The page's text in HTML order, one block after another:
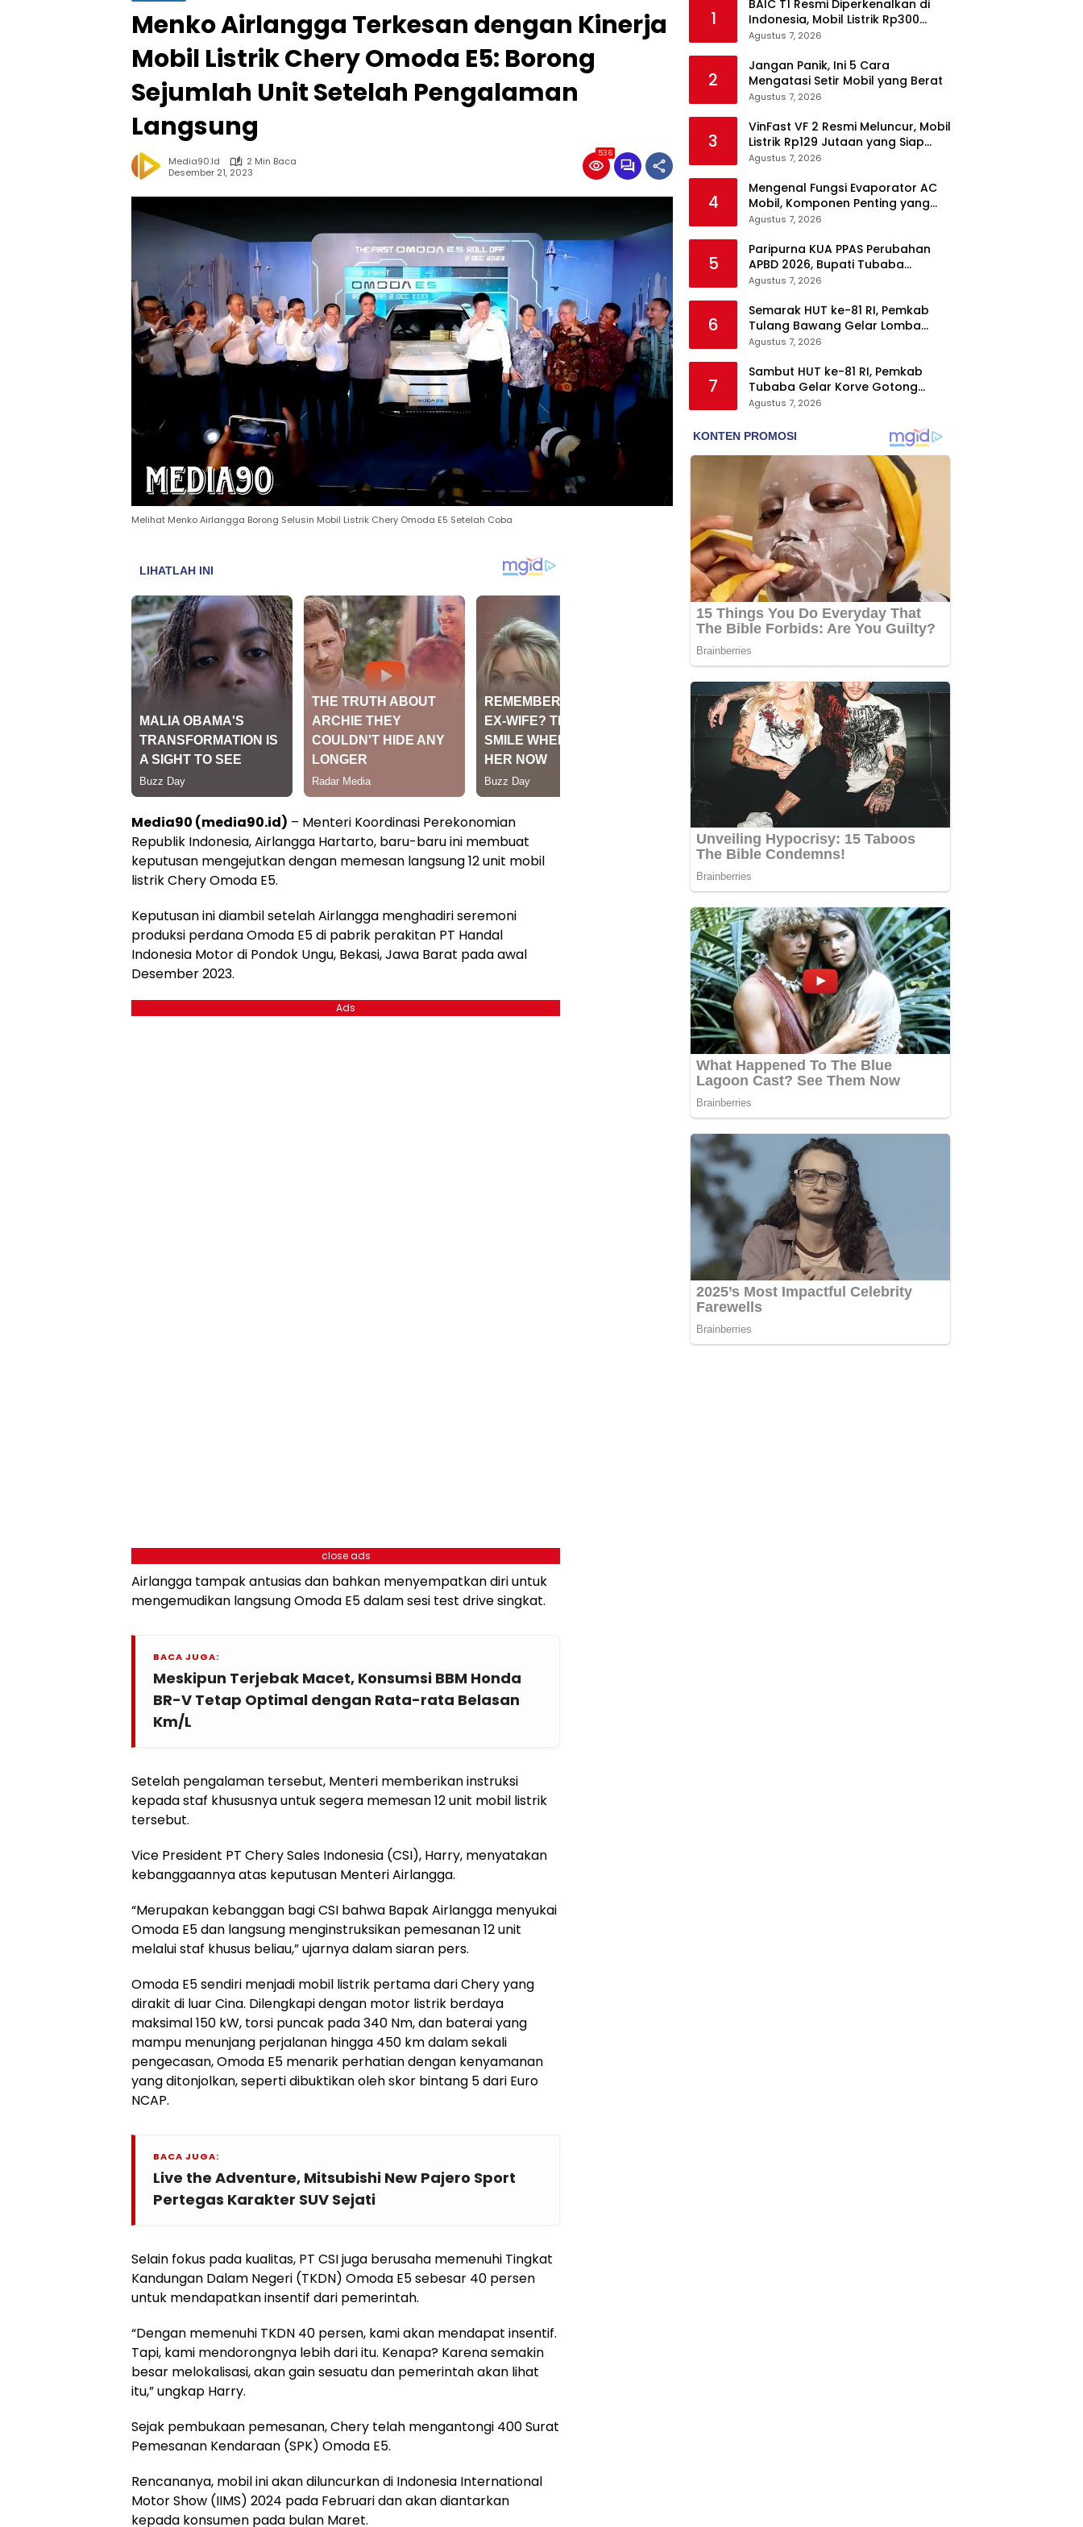
Menko Airlangga Terkesan dengan Kinerja
Mobil Listrik Chery Omoda E5: Borong
Sejumlah Unit Setelah Pengalaman
Langsung
Media90.id
2 Min Baca
Desember 21, 2023
536
Melihat Menko Airlangga Borong Selusin Mobil Listrik Chery Omoda E5 Setelah Coba
Media90 (media90.id) – Menteri Koordinasi Perekonomian
Republik Indonesia, Airlangga Hartarto, baru-baru ini membuat
keputusan mengejutkan dengan memesan langsung 12 unit mobil
listrik Chery Omoda E5.
Keputusan ini diambil setelah Airlangga menghadiri seremoni
produksi perdana Omoda E5 di pabrik perakitan PT Handal
Indonesia Motor di Pondok Ungu, Bekasi, Jawa Barat pada awal
Desember 2023.
Ads
close ads
Airlangga tampak antusias dan bahkan menyempatkan diri untuk
mengemudikan langsung Omoda E5 dalam sesi test drive singkat.
BACA JUGA:
Meskipun Terjebak Macet, Konsumsi BBM Honda
BR-V Tetap Optimal dengan Rata-rata Belasan
Km/L
Setelah pengalaman tersebut, Menteri memberikan instruksi
kepada staf khususnya untuk segera memesan 12 unit mobil listrik
tersebut.
Vice President PT Chery Sales Indonesia (CSI), Harry, menyatakan
kebanggaannya atas keputusan Menteri Airlangga.
“Merupakan kebanggan bagi CSI bahwa Bapak Airlangga menyukai
Omoda E5 dan langsung menginstruksikan pemesanan 12 unit
melalui staf khusus beliau,” ujarnya dalam siaran pers.
Omoda E5 sendiri menjadi mobil listrik pertama dari Chery yang
dirakit di luar Cina. Dilengkapi dengan motor listrik berdaya
maksimal 150 kW, torsi puncak pada 340 Nm, dan baterai yang
mampu menunjang perjalanan hingga 450 km dalam sekali
pengecasan, Omoda E5 menarik perhatian dengan kenyamanan
yang ditonjolkan, seperti dibuktikan oleh skor bintang 5 dari Euro
NCAP.
BACA JUGA:
Live the Adventure, Mitsubishi New Pajero Sport
Pertegas Karakter SUV Sejati
Selain fokus pada kualitas, PT CSI juga berusaha memenuhi Tingkat
Kandungan Dalam Negeri (TKDN) Omoda E5 sebesar 40 persen
untuk mendapatkan insentif dari pemerintah.
“Dengan memenuhi TKDN 40 persen, kami akan mendapat insentif.
Tapi, kami mendorongnya lebih dari itu. Kenapa? Karena semakin
besar melokalisasi, akan gain sesuatu dan pemerintah akan lihat
itu,” ungkap Harry.
Sejak pembukaan pemesanan, Chery telah mengantongi 400 Surat
Pemesanan Kendaraan (SPK) Omoda E5.
Rencananya, mobil ini akan diluncurkan di Indonesia International
Motor Show (IIMS) 2024 pada Februari dan akan diantarkan
kepada konsumen pada bulan Maret.
1
BAIC T1 Resmi Diperkenalkan di
Indonesia, Mobil Listrik Rp300
Jutaan Siap Ramaikan Pasar EV
Agustus 7, 2026
2
Jangan Panik, Ini 5 Cara
Mengatasi Setir Mobil yang Berat
Agustus 7, 2026
3
VinFast VF 2 Resmi Meluncur, Mobil
Listrik Rp129 Jutaan yang Siap
Jadi Alternatif Pengganti Motor
Agustus 7, 2026
4
Mengenal Fungsi Evaporator AC
Mobil, Komponen Penting yang
Sering Terlupakan
Agustus 7, 2026
5
Paripurna KUA PPAS Perubahan
APBD 2026, Bupati Tubaba
Targetkan Pendapatan Daerah
Agustus 7, 2026
6
Semarak HUT ke-81 RI, Pemkab
Tulang Bawang Gelar Lomba
Senam Udang Manis
Agustus 7, 2026
7
Sambut HUT ke-81 RI, Pemkab
Tubaba Gelar Korve Gotong
Royong dan Bersih-Bersih
Agustus 7, 2026